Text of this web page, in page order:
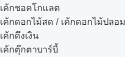
เค้กชอคโกแลต
เค้กดอกไม้สด / เค้กดอกไม้ปลอม
เค้กดึงเงิน
เค้กตุ๊กตาบาร์บี้